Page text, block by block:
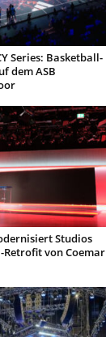
Series: Basketball-
dem ASB
Studios
Retrofit von Coemar